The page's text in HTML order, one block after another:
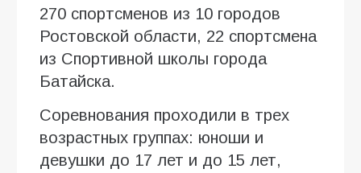
270 спортсменов из 10 городов
Ростовской области, 22 спортсмена
из Спортивной школы города
Батайска.
Соревнования проходили в трех
возрастных группах: юноши и
девушки до 17 лет и до 15 лет,